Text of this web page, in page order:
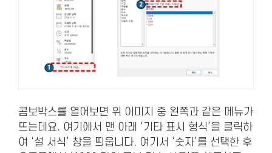
콤보박스를 열어보면 위 이미지 중 왼쪽과 같은 메뉴가
뜨는데요. 여기에서 맨 아래 ‘기타 표시 형식’을 클릭하
여 ‘설 서식’ 창을 띄웁니다. 여기서 ‘숫자’를 선택한 후